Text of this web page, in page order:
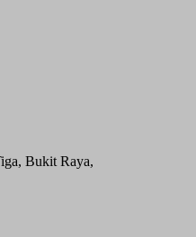
Bukit Raya,